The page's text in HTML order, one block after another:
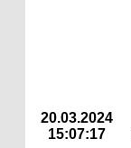
20.03.2024
15:07:17